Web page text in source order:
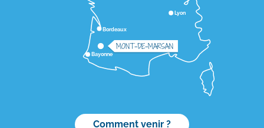
Lyon
Bordeaux
Bayonne
MONT-DE-MARSAN
Comment venir ?